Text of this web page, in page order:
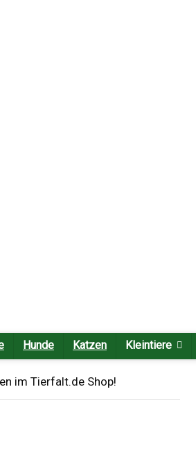
Hunde Katzen Kleintiere
im Tierfalt.de Shop!